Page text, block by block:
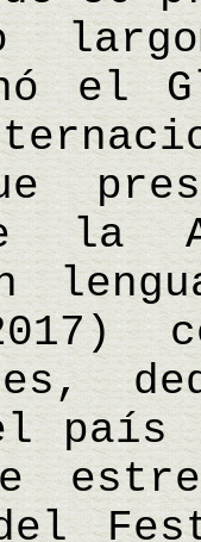
el
la